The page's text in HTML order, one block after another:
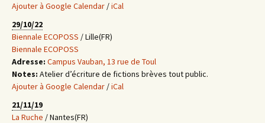
Ajouter à Google Calendar /iCal
29/10/22
Biennale ECOPOSS / Lille(FR)
Biennale ECOPOSS
Adresse: Campus Vauban, 13 rue de Toul
Notes: Atelier d’écriture de fictions brèves tout public.
Ajouter à Google Calendar /iCal
21/11/19
La Ruche / Nantes(FR)